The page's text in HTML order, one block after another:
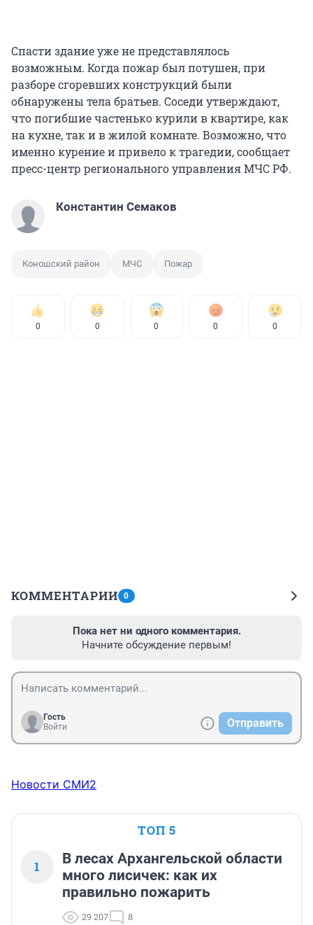
Спасти здание уже не представлялось
возможным. Когда пожар был потушен, при
разборе сгоревших конструкций были
обнаружены тела братьев. Соседи утверждают,
что погибшие частенько курили в квартире, как
на кухне, так и в жилой комнате. Возможно, что
именно курение и привело к трагедии, сообщает
пресс-центр регионального управления МЧС РФ.
Константин Семаков
Коношский район МЧС Пожар
0 0 0 0 0
КОММЕНТАРИИ 0
Пока нет ни одного комментария.
Начните обсуждение первым!
Гость
Войти
Отправить
Новости СМИ2
ТОП 5
1
В лесах Архангельской области
много лисичек: как их
правильно пожарить
29 207 8